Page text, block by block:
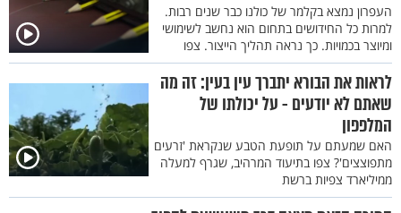
העפרון נמצא בקלמר של כולנו כבר שנים רבות.
למרות כל החידושים בתחום הוא נחשב לשימושי
ומיוצר בכמויות. כך נראה תהליך הייצור. צפו
לראות את הבורא יתברך עין בעין: זה מה
שאתם לא יודעים - על יכולתו של
המלפפון
האם שמעתם על תופעת הטבע שנקראת 'זרעים
מתפוצצים'? צפו בתיעוד המרהיב, שגרף למעלה
ממיליארד צפיות ברשת